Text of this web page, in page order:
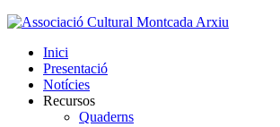
Inici
Presentació
Notícies
Recursos
Quaderns